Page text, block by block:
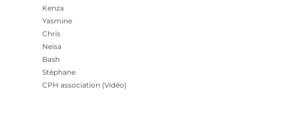
Kenza
Yasmine
Chris
Neisa
Bash
Stéphane
CPH association (Vidéo)